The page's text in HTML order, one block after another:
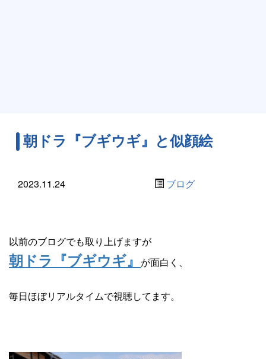
朝ドラ『ブギウギ』と似顔絵
2023.11.24 ブログ
以前のブログでも取り上げますが
朝ドラ『ブギウギ』 が面白く、
毎日ほぼリアルタイムで視聴してます。